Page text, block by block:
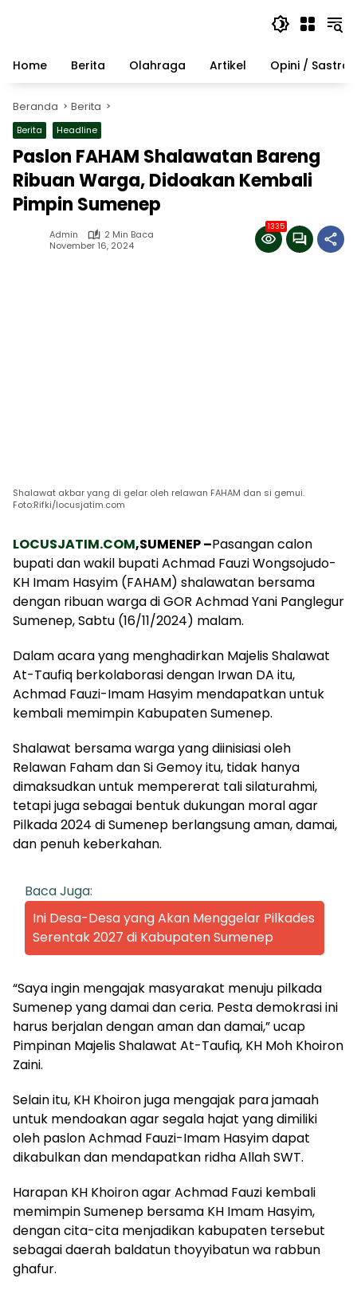
Home
Berita Olahraga Artikel Opini / Sastra
Beranda Berita
Berita Headline
Paslon FAHAM Shalawatan Bareng
Ribuan Warga, Didoakan Kembali
Pimpin Sumenep
Admin
2 Min Baca
November 16, 2024
1335
Shalawat akbar yang di gelar oleh relawan FAHAM dan si gemui.
Foto:Rifki/locusjatim.com
LOCUSJATIM.COM,SUMENEP –Pasangan calon
bupati dan wakil bupati Achmad Fauzi Wongsojudo-
KH Imam Hasyim (FAHAM) shalawatan bersama
dengan ribuan warga di GOR Achmad Yani Panglegur
Sumenep, Sabtu (16/11/2024) malam.
Dalam acara yang menghadirkan Majelis Shalawat
At-Taufiq berkolaborasi dengan Irwan DA itu,
Achmad Fauzi-Imam Hasyim mendapatkan untuk
kembali memimpin Kabupaten Sumenep.
Shalawat bersama warga yang diinisiasi oleh
Relawan Faham dan Si Gemoy itu, tidak hanya
dimaksudkan untuk mempererat tali silaturahmi,
tetapi juga sebagai bentuk dukungan moral agar
Pilkada 2024 di Sumenep berlangsung aman, damai,
dan penuh keberkahan.
Baca Juga:
Ini Desa-Desa yang Akan Menggelar Pilkades
Serentak 2027 di Kabupaten Sumenep
“Saya ingin mengajak masyarakat menuju pilkada
Sumenep yang damai dan ceria. Pesta demokrasi ini
harus berjalan dengan aman dan damai,” ucap
Pimpinan Majelis Shalawat At-Taufiq, KH Moh Khoiron
Zaini.
Selain itu, KH Khoiron juga mengajak para jamaah
untuk mendoakan agar segala hajat yang dimiliki
oleh paslon Achmad Fauzi-Imam Hasyim dapat
dikabulkan dan mendapatkan ridha Allah SWT.
Harapan KH Khoiron agar Achmad Fauzi kembali
memimpin Sumenep bersama KH Imam Hasyim,
dengan cita-cita menjadikan kabupaten tersebut
sebagai daerah baldatun thoyyibatun wa rabbun
ghafur.